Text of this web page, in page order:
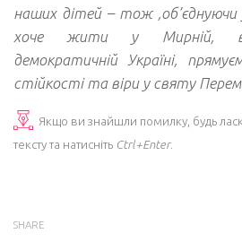
наших дітей – тож
хоче жити у Мирній,
демократичній Україні,
стійкості та віри у святу
Якщо ви знайшли помилку, будь
тексту та натисніть Ctrl+Enter.
SHARE